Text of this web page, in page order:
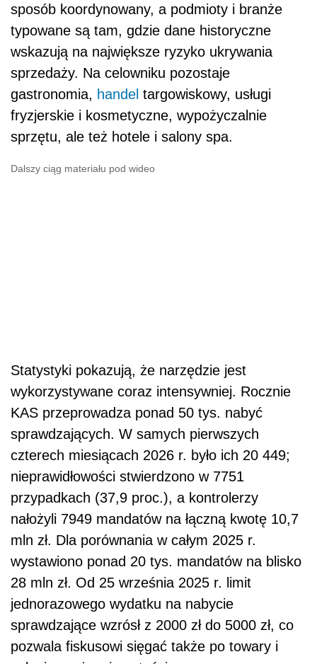
sposób koordynowany, a podmioty i branże
typowane są tam, gdzie dane historyczne
wskazują na największe ryzyko ukrywania
sprzedaży. Na celowniku pozostaje
gastronomia, handel targowiskowy, usługi
fryzjerskie i kosmetyczne, wypożyczalnie
sprzętu, ale też hotele i salony spa.
Dalszy ciąg materiału pod wideo
Statystyki pokazują, że narzędzie jest
wykorzystywane coraz intensywniej. Rocznie
KAS przeprowadza ponad 50 tys. nabyć
sprawdzających. W samych pierwszych
czterech miesiącach 2026 r. było ich 20 449;
nieprawidłowości stwierdzono w 7751
przypadkach (37,9 proc.), a kontrolerzy
nałożyli 7949 mandatów na łączną kwotę 10,7
mln zł. Dla porównania w całym 2025 r.
wystawiono ponad 20 tys. mandatów na blisko
28 mln zł. Od 25 września 2025 r. limit
jednorazowego wydatku na nabycie
sprawdzające wzrósł z 2000 zł do 5000 zł, co
pozwala fiskusowi sięgać także po towary i